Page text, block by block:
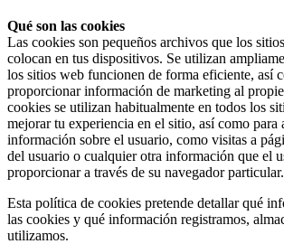
Qué son las cookies
Las cookies son pequeños archivos que los
colocan en tus dispositivos. Se utilizan
los sitios web funcionen de forma eficiente, así
proporcionar información de marketing al
cookies se utilizan habitualmente en todos los
mejorar tu experiencia en el sitio, así como para
información sobre el usuario, como visitas a
del usuario o cualquier otra información que el
proporcionar a través de su navegador particular.
Esta política de cookies pretende detallar qué
las cookies y qué información registramos,
utilizamos.